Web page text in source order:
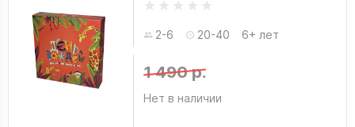
2-6 20-40 6+ лет
1 490 р.
Нет в наличии